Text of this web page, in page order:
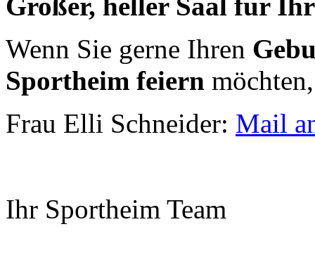
Wenn Sie gerne Ihren
Sportheim feiern
Frau Elli Schneider: Mail
Ihr Sportheim Team